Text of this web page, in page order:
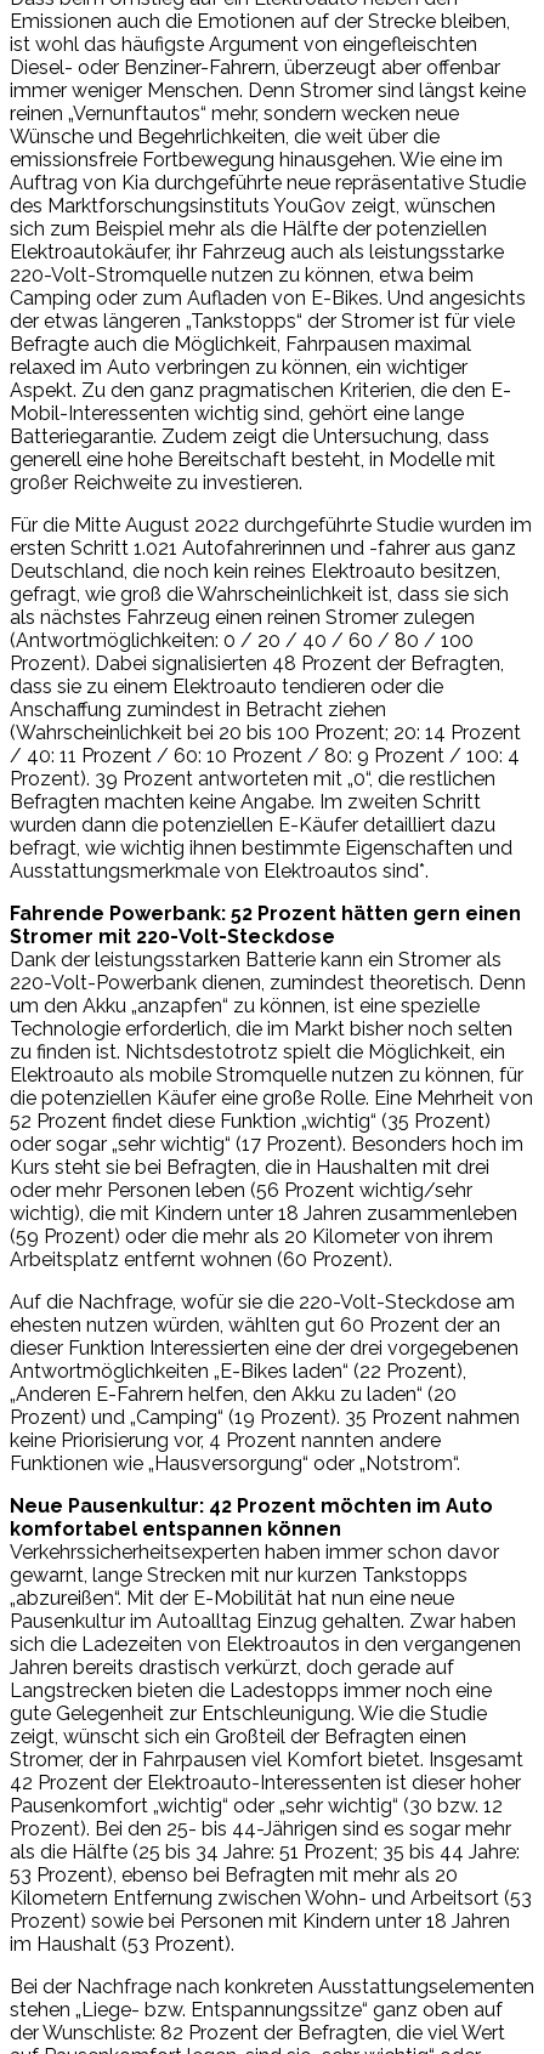
Emissionen auch die Emotionen auf der Strecke bleiben,
ist wohl das häufigste Argument von eingefleischten
Diesel- oder Benziner-Fahrern, überzeugt aber offenbar
immer weniger Menschen. Denn Stromer sind längst keine
reinen „Vernunftautos“ mehr, sondern wecken neue
Wünsche und Begehrlichkeiten, die weit über die
emissionsfreie Fortbewegung hinausgehen. Wie eine im
Auftrag von Kia durchgeführte neue repräsentative Studie
des Marktforschungsinstituts YouGov zeigt, wünschen
sich zum Beispiel mehr als die Hälfte der potenziellen
Elektroautokäufer, ihr Fahrzeug auch als leistungsstarke
220-Volt-Stromquelle nutzen zu können, etwa beim
Camping oder zum Aufladen von E-Bikes. Und angesichts
der etwas längeren „Tankstopps“ der Stromer ist für viele
Befragte auch die Möglichkeit, Fahrpausen maximal
relaxed im Auto verbringen zu können, ein wichtiger
Aspekt. Zu den ganz pragmatischen Kriterien, die den E-
Mobil-Interessenten wichtig sind, gehört eine lange
Batteriegarantie. Zudem zeigt die Untersuchung, dass
generell eine hohe Bereitschaft besteht, in Modelle mit
großer Reichweite zu investieren.
Für die Mitte August 2022 durchgeführte Studie wurden im
ersten Schritt 1.021 Autofahrerinnen und -fahrer aus ganz
Deutschland, die noch kein reines Elektroauto besitzen,
gefragt, wie groß die Wahrscheinlichkeit ist, dass sie sich
als nächstes Fahrzeug einen reinen Stromer zulegen
(Antwortmöglichkeiten: 0 / 20 / 40 / 60 / 80 / 100
Prozent). Dabei signalisierten 48 Prozent der Befragten,
dass sie zu einem Elektroauto tendieren oder die
Anschaffung zumindest in Betracht ziehen
(Wahrscheinlichkeit bei 20 bis 100 Prozent; 20: 14 Prozent
/ 40: 11 Prozent / 60: 10 Prozent / 80: 9 Prozent / 100: 4
Prozent). 39 Prozent antworteten mit „0“, die restlichen
Befragten machten keine Angabe. Im zweiten Schritt
wurden dann die potenziellen E-Käufer detailliert dazu
befragt, wie wichtig ihnen bestimmte Eigenschaften und
Ausstattungsmerkmale von Elektroautos sind*.
Fahrende Powerbank: 52 Prozent hätten gern einen
Stromer mit 220-Volt-Steckdose
Dank der leistungsstarken Batterie kann ein Stromer als
220-Volt-Powerbank dienen, zumindest theoretisch. Denn
um den Akku „anzapfen“ zu können, ist eine spezielle
Technologie erforderlich, die im Markt bisher noch selten
zu finden ist. Nichtsdestotrotz spielt die Möglichkeit, ein
Elektroauto als mobile Stromquelle nutzen zu können, für
die potenziellen Käufer eine große Rolle. Eine Mehrheit von
52 Prozent findet diese Funktion „wichtig“ (35 Prozent)
oder sogar „sehr wichtig“ (17 Prozent). Besonders hoch im
Kurs steht sie bei Befragten, die in Haushalten mit drei
oder mehr Personen leben (56 Prozent wichtig/sehr
wichtig), die mit Kindern unter 18 Jahren zusammenleben
(59 Prozent) oder die mehr als 20 Kilometer von ihrem
Arbeitsplatz entfernt wohnen (60 Prozent).
Auf die Nachfrage, wofür sie die 220-Volt-Steckdose am
ehesten nutzen würden, wählten gut 60 Prozent der an
dieser Funktion Interessierten eine der drei vorgegebenen
Antwortmöglichkeiten „E-Bikes laden“ (22 Prozent),
„Anderen E-Fahrern helfen, den Akku zu laden“ (20
Prozent) und „Camping“ (19 Prozent). 35 Prozent nahmen
keine Priorisierung vor, 4 Prozent nannten andere
Funktionen wie „Hausversorgung“ oder „Notstrom“.
Neue Pausenkultur: 42 Prozent möchten im Auto
komfortabel entspannen können
Verkehrssicherheitsexperten haben immer schon davor
gewarnt, lange Strecken mit nur kurzen Tankstopps
„abzureißen“. Mit der E-Mobilität hat nun eine neue
Pausenkultur im Autoalltag Einzug gehalten. Zwar haben
sich die Ladezeiten von Elektroautos in den vergangenen
Jahren bereits drastisch verkürzt, doch gerade auf
Langstrecken bieten die Ladestopps immer noch eine
gute Gelegenheit zur Entschleunigung. Wie die Studie
zeigt, wünscht sich ein Großteil der Befragten einen
Stromer, der in Fahrpausen viel Komfort bietet. Insgesamt
42 Prozent der Elektroauto-Interessenten ist dieser hoher
Pausenkomfort „wichtig“ oder „sehr wichtig“ (30 bzw. 12
Prozent). Bei den 25- bis 44-Jährigen sind es sogar mehr
als die Hälfte (25 bis 34 Jahre: 51 Prozent; 35 bis 44 Jahre:
53 Prozent), ebenso bei Befragten mit mehr als 20
Kilometern Entfernung zwischen Wohn- und Arbeitsort (53
Prozent) sowie bei Personen mit Kindern unter 18 Jahren
im Haushalt (53 Prozent).
Bei der Nachfrage nach konkreten Ausstattungselementen
stehen „Liege- bzw. Entspannungssitze“ ganz oben auf
der Wunschliste: 82 Prozent der Befragten, die viel Wert